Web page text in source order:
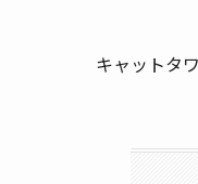
キャットタ